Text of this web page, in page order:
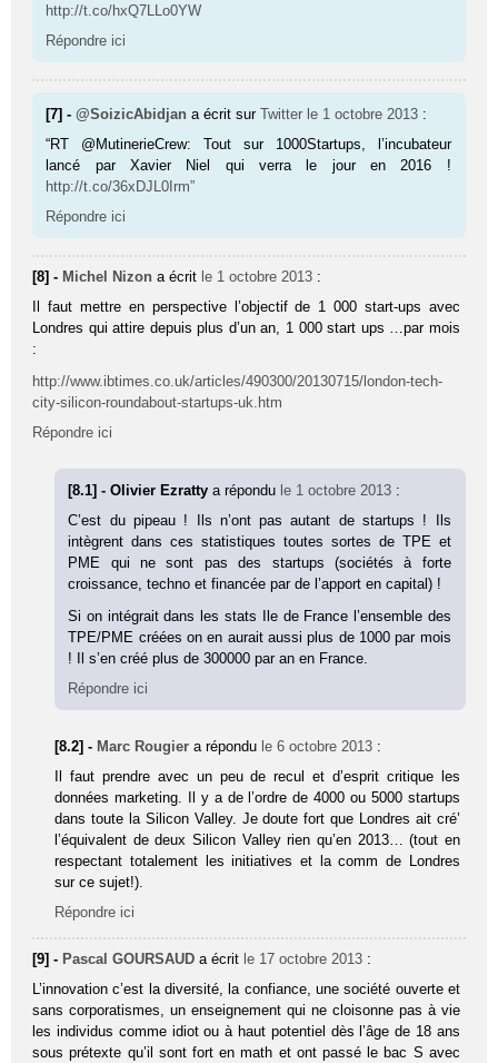
http://t.co/hxQ7LLo0YW
Répondre ici
[7] -@SoizicAbidjan a écrit surTwitter le 1 octobre 2013 :
“RT @MutinerieCrew: Tout sur 1000Startups, l’incubateur
lancé par Xavier Niel qui verra le jour en 2016 !
http://t.co/36xDJL0Irm”
Répondre ici
[8] - Michel Nizon a écrit le 1 octobre 2013 :
Il faut mettre en perspective l’objectif de 1 000 start-ups avec
Londres qui attire depuis plus d’un an, 1 000 start ups …par mois
:
http://www.ibtimes.co.uk/articles/490300/20130715/london-tech-
city-silicon-roundabout-startups-uk.htm
Répondre ici
[8.1] - Olivier Ezrattya répondu le 1 octobre 2013 :
C’est du pipeau ! Ils n’ont pas autant de startups ! Ils
intègrent dans ces statistiques toutes sortes de TPE et
PME qui ne sont pas des startups (sociétés à forte
croissance, techno et financée par de l’apport en capital) !
Si on intégrait dans les stats Ile de France l’ensemble des
TPE/PME créées on en aurait aussi plus de 1000 par mois
! Il s’en créé plus de 300000 par an en France.
Répondre ici
[8.2] - Marc Rougier a répondu le 6 octobre 2013 :
Il faut prendre avec un peu de recul et d’esprit critique les
données marketing. Il y a de l’ordre de 4000 ou 5000 startups
dans toute la Silicon Valley. Je doute fort que Londres ait cré’
l’équivalent de deux Silicon Valley rien qu’en 2013… (tout en
respectant totalement les initiatives et la comm de Londres
sur ce sujet!).
Répondre ici
[9] - Pascal GOURSAUD a écrit le 17 octobre 2013 :
L’innovation c’est la diversité, la confiance, une société ouverte et
sans corporatismes, un enseignement qui ne cloisonne pas à vie
les individus comme idiot ou à haut potentiel dès l’âge de 18 ans
sous prétexte qu’il sont fort en math et ont passé le bac S avec